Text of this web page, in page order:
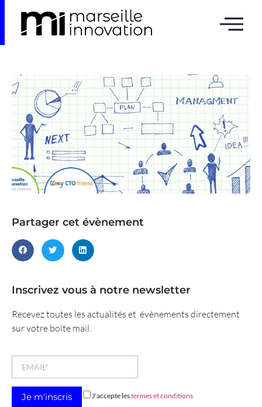
Partager cet évènement
Inscrivez vous à notre newsletter
Recevez toutes les actualités et évènements directement
sur votre boîte mail.
J'accepte lestermes et conditions